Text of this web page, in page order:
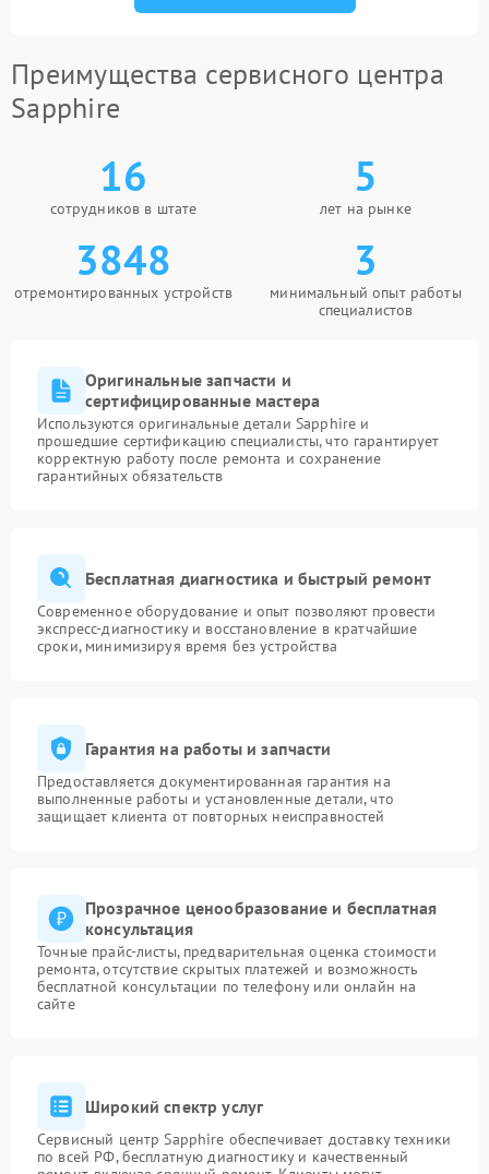
Преимущества сервисного центра
Sapphire
16
сотрудников в штате
5
лет на рынке
3848
отремонтированных устройств
3
минимальный опыт работы
специалистов
Оригинальные запчасти и
сертифицированные мастера
Используются оригинальные детали Sapphire и
прошедшие сертификацию специалисты, что гарантирует
корректную работу после ремонта и сохранение
гарантийных обязательств
Бесплатная диагностика и быстрый ремонт
Современное оборудование и опыт позволяют провести
экспресс-диагностику и восстановление в кратчайшие
сроки, минимизируя время без устройства
Гарантия на работы и запчасти
Предоставляется документированная гарантия на
выполненные работы и установленные детали, что
защищает клиента от повторных неисправностей
Прозрачное ценообразование и бесплатная
консультация
Точные прайс-листы, предварительная оценка стоимости
ремонта, отсутствие скрытых платежей и возможность
бесплатной консультации по телефону или онлайн на
сайте
Широкий спектр услуг
Сервисный центр Sapphire обеспечивает доставку техники
по всей РФ, бесплатную диагностику и качественный